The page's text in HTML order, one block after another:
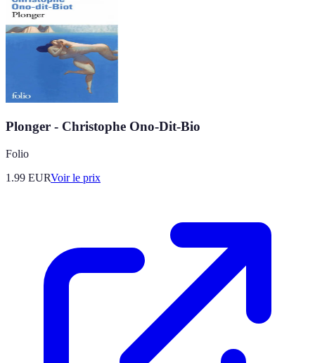
Plonger - Christophe Ono-Dit-Bio
Folio
1.99 EURVoir le prix